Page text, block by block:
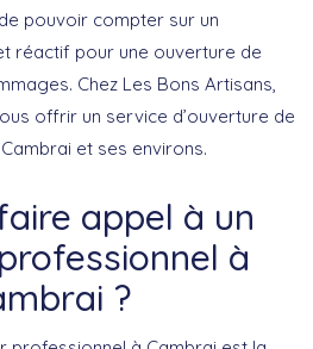
pouvoir compter sur un
réactif pour une ouverture de
Chez Les Bons Artisans,
offrir un service d’ouverture de
et ses environs.
appel à un
à
?